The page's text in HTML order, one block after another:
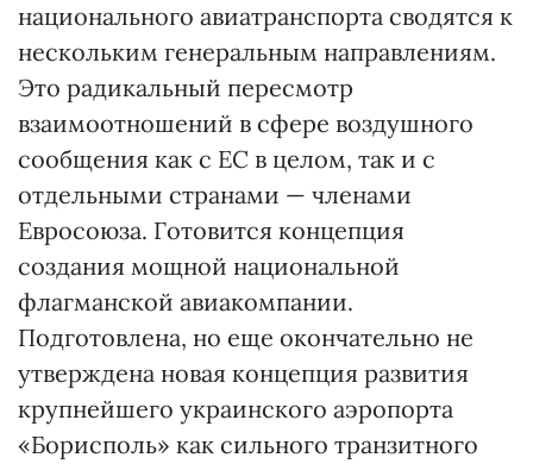
национального авиатранспорта сводятся к
нескольким генеральным направлениям.
Это радикальный пересмотр
взаимоотношений в сфере воздушного
сообщения как с ЕС в целом, так и с
отдельными странами — членами
Евросоюза. Готовится концепция
создания мощной национальной
флагманской авиакомпании.
Подготовлена, но еще окончательно не
утверждена новая концепция развития
крупнейшего украинского аэропорта
«Борисполь» как сильного транзитного